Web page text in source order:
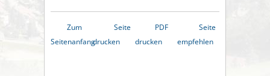
Zum
Seitenanfang
Seite
drucken
PDF
drucken
Seite
empfehlen